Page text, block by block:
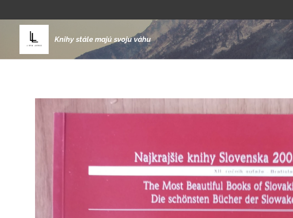
Knihy stále majú svoju váhu